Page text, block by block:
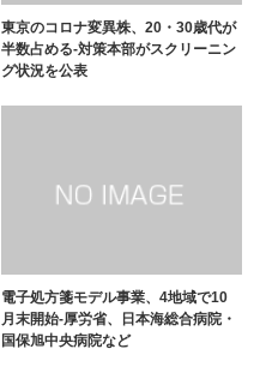
東京のコロナ変異株、20・30歳代が
半数占める-対策本部がスクリーニン
グ状況を公表
電子処方箋モデル事業、4地域で10
月末開始-厚労省、日本海総合病院・
国保旭中央病院など